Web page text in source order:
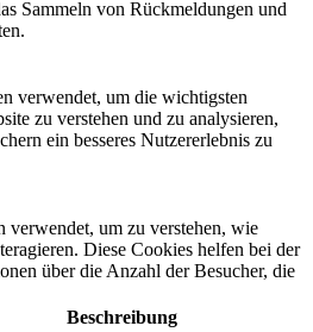
Sammeln von Rückmeldungen und
verwendet, um die wichtigsten
zu verstehen und zu analysieren,
ein besseres Nutzererlebnis zu
verwendet, um zu verstehen, wie
Diese Cookies helfen bei der
über die Anzahl der Besucher, die
Beschreibung